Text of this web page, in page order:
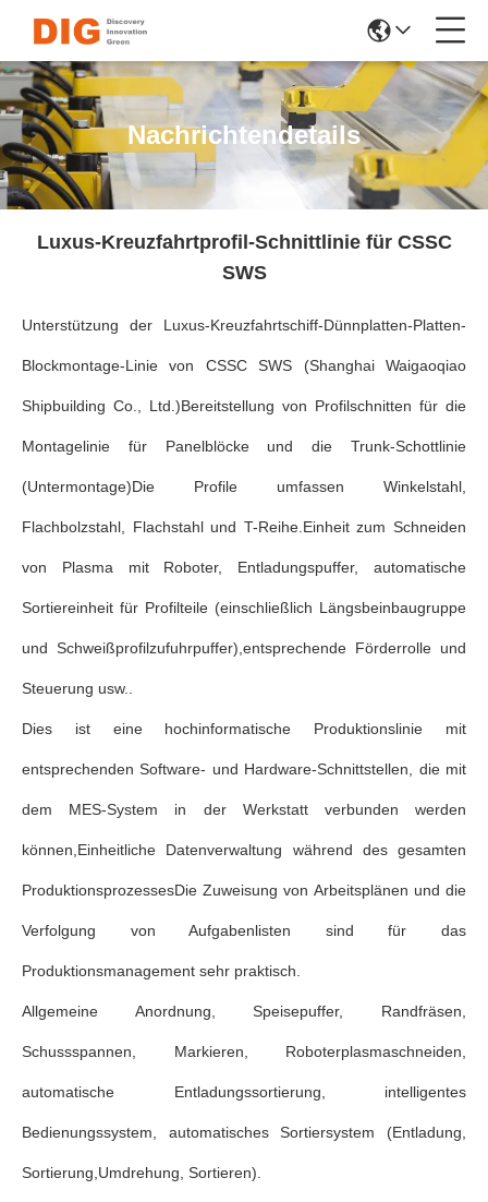
Nachrichtendetails
Luxus-Kreuzfahrtprofil-Schnittlinie für CSSC
SWS
Unterstützung der Luxus-Kreuzfahrtschiff-Dünnplatten-Platten-
Blockmontage-Linie von CSSC SWS (Shanghai Waigaoqiao
Shipbuilding Co., Ltd.)Bereitstellung von Profilschnitten für die
Montagelinie für Panelblöcke und die Trunk-Schottlinie
(Untermontage)Die Profile umfassen Winkelstahl,
Flachbolzstahl, Flachstahl und T-Reihe.Einheit zum Schneiden
von Plasma mit Roboter, Entladungspuffer, automatische
Sortiereinheit für Profilteile (einschließlich Längsbeinbaugruppe
und Schweißprofilzufuhrpuffer),entsprechende Förderrolle und
Steuerung usw..
Dies ist eine hochinformatische Produktionslinie mit
entsprechenden Software- und Hardware-Schnittstellen, die mit
dem MES-System in der Werkstatt verbunden werden
können,Einheitliche Datenverwaltung während des gesamten
ProduktionsprozessesDie Zuweisung von Arbeitsplänen und die
Verfolgung von Aufgabenlisten sind für das
Produktionsmanagement sehr praktisch.
Allgemeine Anordnung, Speisepuffer, Randfräsen,
Schussspannen, Markieren, Roboterplasmaschneiden,
automatische Entladungssortierung, intelligentes
Bedienungssystem, automatisches Sortiersystem (Entladung,
Sortierung,Umdrehung, Sortieren).